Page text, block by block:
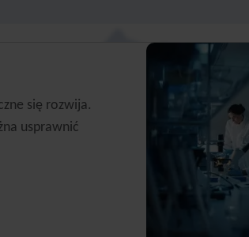
się rozwija.
usprawnić